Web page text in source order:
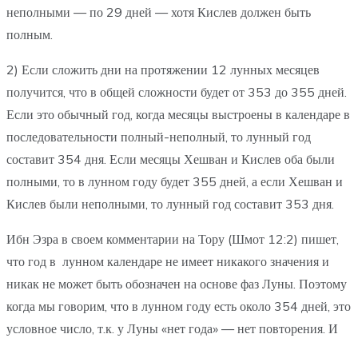
неполными — по 29 дней — хотя Кислев должен быть
полным.
2) Если сложить дни на протяжении 12 лунных месяцев
получится, что в общей сложности будет от 353 до 355 дней.
Если это обычный год, когда месяцы выстроены в календаре в
последовательности полный-неполный, то лунный год
составит 354 дня. Если месяцы Хешван и Кислев оба были
полными, то в лунном году будет 355 дней, а если Хешван и
Кислев были неполными, то лунный год составит 353 дня.
Ибн Эзра в своем комментарии на Тору (Шмот 12:2) пишет,
что год в лунном календаре не имеет никакого значения и
никак не может быть обозначен на основе фаз Луны. Поэтому
когда мы говорим, что в лунном году есть около 354 дней, это
условное число, т.к. у Луны «нет года» — нет повторения. И